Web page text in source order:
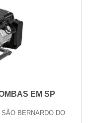
EM SP
SÃO BERNARDO DO